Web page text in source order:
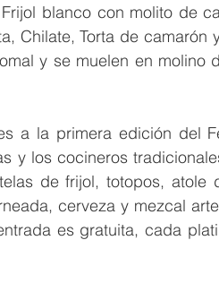
blanco con molito de
Chilate, Torta de
y se muelen en
a la primera edición del
y los cocineros
de frijol, totopos, atole
cerveza y mezcal
es gratuita, cada